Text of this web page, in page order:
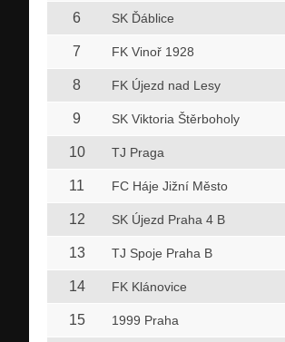
6 SK Ďáblice
7 FK Vinoř 1928
8 FK Újezd nad Lesy
9 SK Viktoria Štěrboholy
10 TJ Praga
11 FC Háje Jižní Město
12 SK Újezd Praha 4 B
13 TJ Spoje Praha B
14 FK Klánovice
15 1999 Praha